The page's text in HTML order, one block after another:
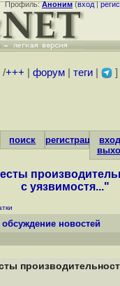
Профиль:Аноним(вход|
/+++ форум| теги| ]
поиск регистрация
с уязвимостя..."
новостей